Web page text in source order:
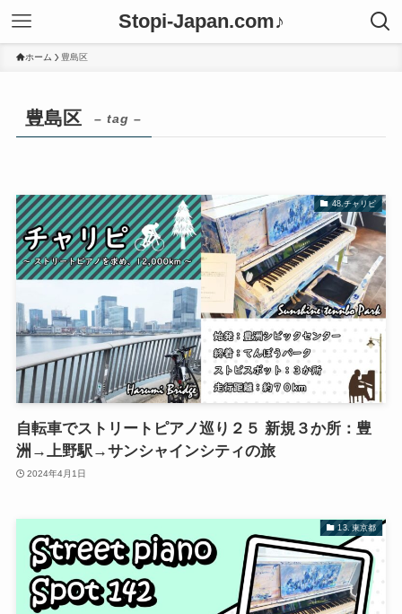
Stopi-Japan.com♪
ホーム 豊島区
豊島区 – tag –
48.チャリピ
自転車でストリートピアノ巡り２５ 新規３か所：豊
洲→上野駅→サンシャインシティの旅
2024年4月1日
13. 東京都